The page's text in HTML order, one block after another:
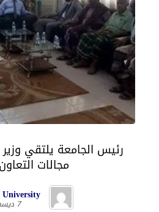
رئيس الجامعة يلتقي
مجالات
7 ديسمبر، 2017